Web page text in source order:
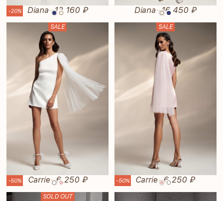
-20% Diana—13 160 ₽ Diana—16 450 ₽
-50% Carrie—6 250 ₽
SALE
-50% Carrie—6 250 ₽
SALE
SOLD OUT